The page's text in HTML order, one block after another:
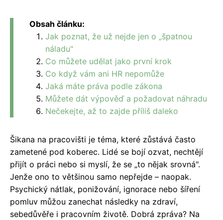
Obsah článku:
Jak poznat, že už nejde jen o „špatnou
náladu"
Co můžete udělat jako první krok
Co když vám ani HR nepomůže
Jaká máte práva podle zákona
Můžete dát výpověď a požadovat náhradu
Nečekejte, až to zajde příliš daleko
Šikana na pracovišti je téma, které zůstává často
zametené pod koberec. Lidé se bojí ozvat, nechtějí
přijít o práci nebo si myslí, že se „to nějak srovná".
Jenže ono to většinou samo nepřejde – naopak.
Psychický nátlak, ponižování, ignorace nebo šíření
pomluv můžou zanechat následky na zdraví,
sebedůvěře i pracovním životě. Dobrá zpráva? Na